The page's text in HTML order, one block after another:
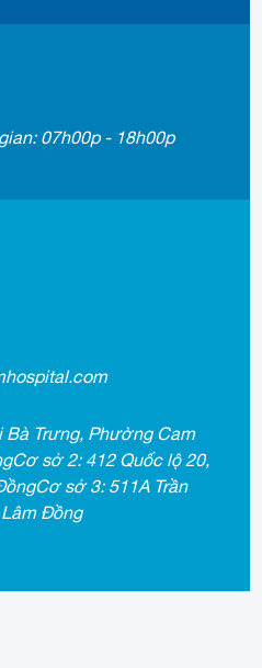
07h00p - 18h00p
Bà Trưng, Phường Cam
sở 2: 412 Quốc lộ 20,
sở 3: 511A Trần
Lâm Đồng